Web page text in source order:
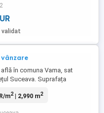
validat
vânzare
în comuna Vama, sat
Suceava. Suprafața
m2| 2,990 m2